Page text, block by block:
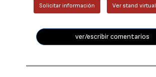
Solicitar información Ver stand virtual
ver/escribir comentarios